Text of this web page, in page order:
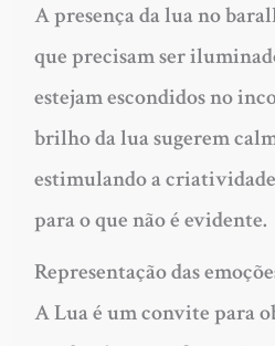
A presença da lua no
que precisam ser
estejam escondidos no
brilho da lua sugerem
estimulando a
para o que não é evidente.
Representação das
A Lua é um convite para